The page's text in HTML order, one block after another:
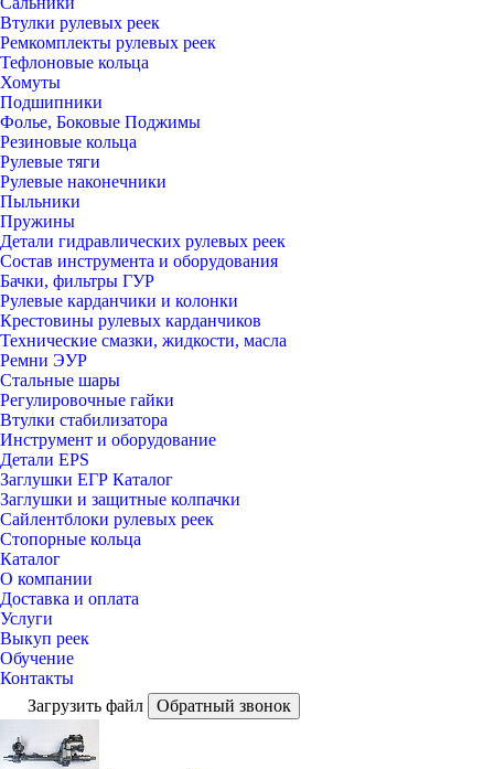
Втулки рулевых реек
Ремкомплекты рулевых реек
Тефлоновые кольца
Хомуты
Подшипники
Фолье, Боковые Поджимы
Резиновые кольца
Рулевые тяги
Рулевые наконечники
Пыльники
Пружины
Детали гидравлических рулевых реек
Состав инструмента и оборудования
Бачки, фильтры ГУР
Рулевые карданчики и колонки
Крестовины рулевых карданчиков
Технические смазки, жидкости, масла
Ремни ЭУР
Стальные шары
Регулировочные гайки
Втулки стабилизатора
Инструмент и оборудование
Детали EPS
Заглушки ЕГР Каталог
Заглушки и защитные колпачки
Сайлентблоки рулевых реек
Стопорные кольца
Каталог
О компании
Доставка и оплата
Услуги
Выкуп реек
Обучение
Контакты
Загрузить файл
Обратный звонок